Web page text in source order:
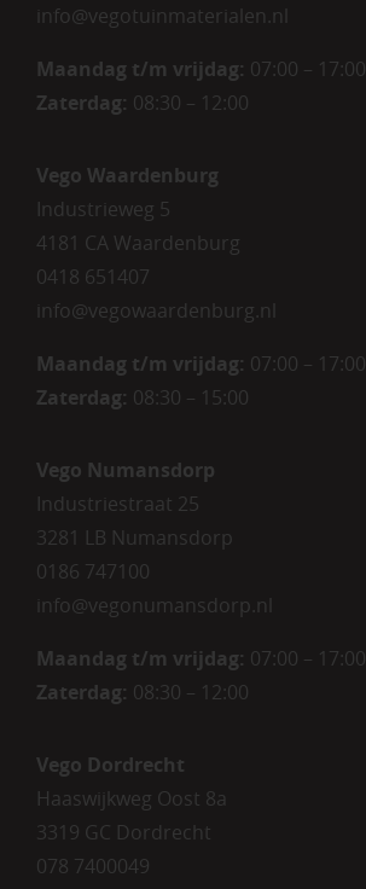
info@vegotuinmaterialen.nl
Maandag t/m vrijdag: 07:00 – 17:00
Zaterdag: 08:30 – 12:00
Vego Waardenburg
Industrieweg 5
4181 CA Waardenburg
0418 651407
info@vegowaardenburg.nl
Maandag t/m vrijdag: 07:00 – 17:00
Zaterdag: 08:30 – 15:00
Vego Numansdorp
Industriestraat 25
3281 LB Numansdorp
0186 747100
info@vegonumansdorp.nl
Maandag t/m vrijdag: 07:00 – 17:00
Zaterdag: 08:30 – 12:00
Vego Dordrecht
Haaswijkweg Oost 8a
3319 GC Dordrecht
078 7400049